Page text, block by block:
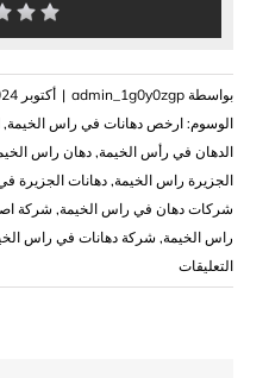
بواسطة admin_1g0y0zgp
| أكتوبر 25th, 2024
الوسوم: ارخص دهانات في راس الخيمة,
الدهان في رأس الخيمة, دهان راس
الجزيرة راس الخيمة, دهانات الجزيرة
‏شركات دهان في راس الخيمة, شركة
راس الخيمة, شركة دهانات في راس
التعليقاتعلى
شركة